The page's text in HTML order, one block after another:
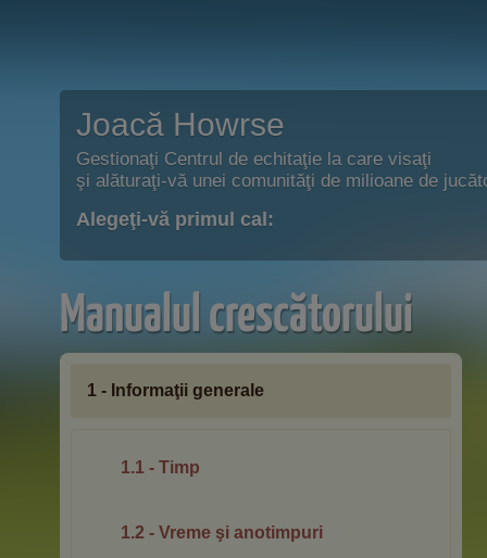
Joacă Howrse
Gestionaţi Centrul de echitaţie la care visaţi
şi alăturaţi-vă unei comunităţi de milioane de
Alegeţi-vă primul cal:
Manualul crescătorului
1 - Informaţii generale
1.1 - Timp
1.2 - Vreme şi anotimpuri